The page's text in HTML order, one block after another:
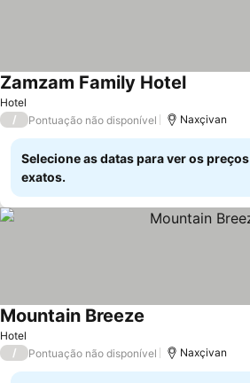
Hotel
Zamzam Family HotelVer preços
/ Pontuação não disponível Naxçivan
Selecione as datas para ver os preços
exatos.
Hotel
Mountain Breeze
/ Pontuação não disponível Naxçivan